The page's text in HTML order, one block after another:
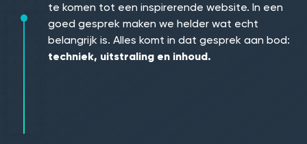
te komen tot een inspirerende website. In een
goed gesprek maken we helder wat echt
belangrijk is. Alles komt in dat gesprek aan bod:
techniek, uitstraling en inhoud.